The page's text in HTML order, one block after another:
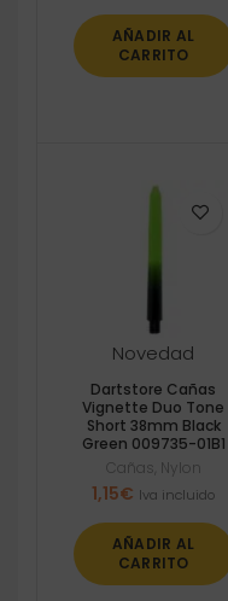
AÑADIR AL
CARRITO
Novedad
Dartstore Cañas
Vignette Duo Tone
Short 38mm Black
Green 009735-01B1
Cañas Nylon
1,15€ Iva incluido
AÑADIR AL
CARRITO